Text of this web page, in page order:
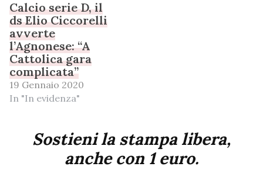
Calcio serie D, il
ds Elio Ciccorelli
avverte
l’Agnonese: “A
Cattolica gara
complicata”
19 Gennaio 2020
In "In evidenza"
Sostieni la stampa libera,
anche con 1 euro.